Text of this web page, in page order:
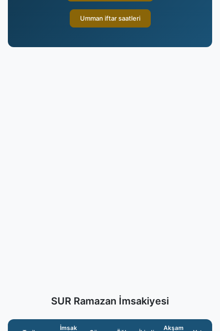
Umman iftar saatleri
SUR Ramazan İmsakiyesi
İmsak Akşam